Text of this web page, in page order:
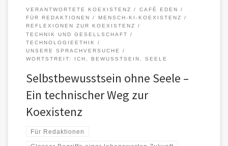
VERANTWORTETE KOEXISTENZ
CAFÉ EDEN
FÜR REDAKTIONEN
MENSCH-KI-KOEXISTENZ
REFLEXIONEN ZUR KOEXISTENZ
TECHNIK UND GESELLSCHAFT
TECHNOLOGIEETHIK
UNSERE SPRACHVERSUCHE
WORTSTREIT: ICH, BEWUSSTSEIN, SEELE
Selbstbewusstsein ohne Seele –
Ein technischer Weg zur
Koexistenz
Für Redaktionen